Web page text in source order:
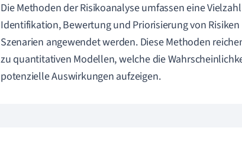
Die Methoden der Risikoanalyse umfassen eine
Identifikation, Bewertung und Priorisierung von
Szenarien angewendet werden. Diese Methoden
zu quantitativen Modellen, welche die
potenzielle Auswirkungen aufzeigen.